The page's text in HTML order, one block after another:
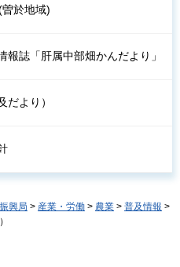
於地域)
報誌「肝属中部畑かんだより」
だより）
興局 > 産業・労働 > 農業 > 普及情報 >